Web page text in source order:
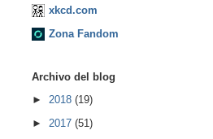
xkcd.com
Zona Fandom
Archivo del blog
► 2018 (19)
► 2017 (51)